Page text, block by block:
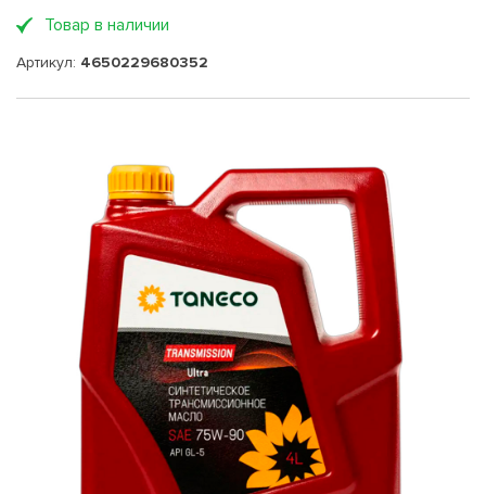
Товар в наличии
Артикул: 4650229680352